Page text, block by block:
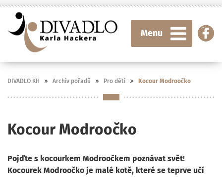
Menu
DIVADLO KH Archiv pořadů Pro děti Kocour Modroočko
Kocour Modroočko
Pojďte s kocourkem Modroočkem poznávat svět!
Kocourek Modroočko je malé kotě, které se teprve učí